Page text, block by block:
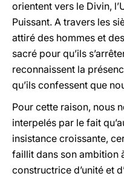
orientent vers le Divin,
Puissant. A travers les
attiré des hommes et
sacré pour qu’ils
reconnaissent la
qu’ils confessent que
Pour cette raison, nous
interpelés par le fait
insistance croissante,
faillit dans son ambition
constructrice d’unité et